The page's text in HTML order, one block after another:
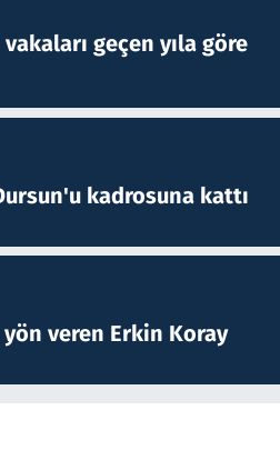
geçen yıla göre
kadrosuna kattı
veren Erkin Koray